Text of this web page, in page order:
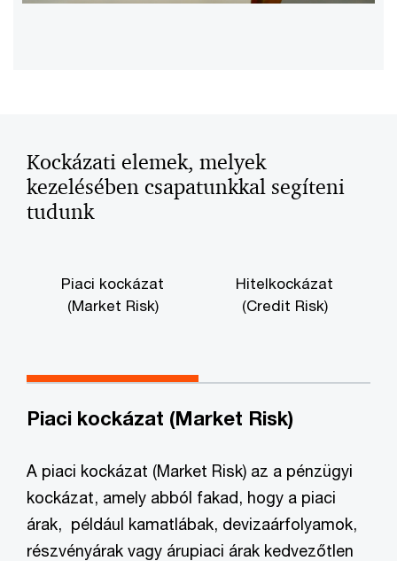
Kockázati elemek, melyek
kezelésében csapatunkkal segíteni
tudunk
Piaci kockázat
(Market Risk)
Hitelkockázat
(Credit Risk)
Piaci kockázat (Market Risk)
A piaci kockázat (Market Risk) az a pénzügyi
kockázat, amely abból fakad, hogy a piaci
árak, például kamatlábak, devizaárfolyamok,
részvényárak vagy árupiaci árak kedvezőtlen